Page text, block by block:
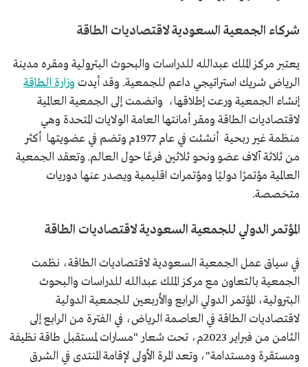
شركاء الجمعية السعودية لاقتصاديات الطاقة
يعتبر مركز الملك عبدالله للدراسات والبحوث البترولية ومقره مدينة
الرياض شريك استراتيجي داعم للجمعية. وقد أيدت وزارة الطاقة
إنشاء الجمعية ورعت إطلاقها، وانضمت إلى الجمعية العالمية
لاقتصاديات الطاقة ومقر أمانتها العامة الولايات المتحدة وهي
منظمة غير ربحية أنشئت في عام 1977م وتضم في عضويتها أكثر
من ثلاثة آلاف عضو ونحو ثلاثين فرعًا حول العالم. وتعقد الجمعية
العالمية مؤتمرًا دوليًا ومؤتمرات اقليمية ويصدر عنها دوريات
متخصصة.
المؤتمر الدولي للجمعية السعودية لاقتصاديات الطاقة
في سياق عمل الجمعية السعودية لاقتصاديات الطاقة، نظمت
الجمعية بالتعاون مع مركز الملك عبدالله للدراسات والبحوث
البترولية، المؤتمر الدولي الرابع والأربعين للجمعية الدولية
لاقتصاديات الطاقة في العاصمة الرياض، في الفترة من الرابع إلى
الثامن من فبراير 2023م، تحت شعار "مسارات لمستقبل طاقة نظيفة
ومستقرة ومستدامة"، وتعد المرة الأولى لإقامة المنتدى في الشرق